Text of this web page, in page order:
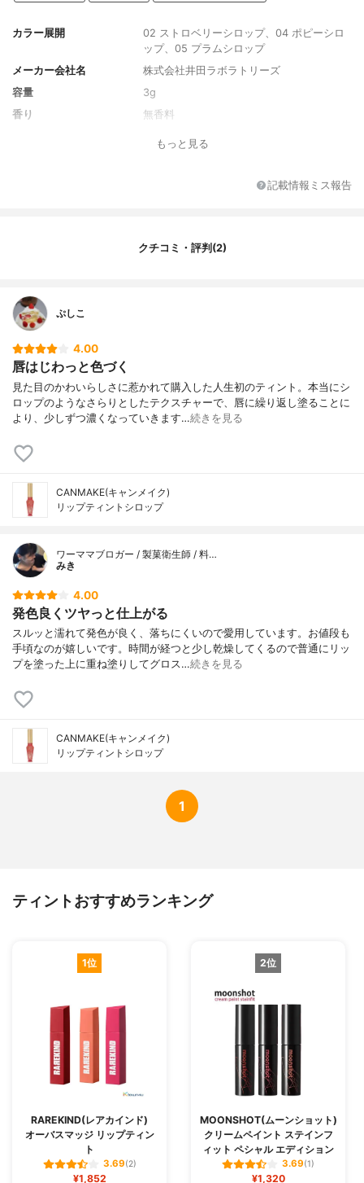
カラー展開
02 ストロベリーシロップ、04 ポピーシロ
ップ、05 プラムシロップ
メーカー会社名
株式会社井田ラボラトリーズ
容量
3g
香り
無香料
もっと見る
記載情報ミス報告
クチコミ・評判(2)
ぷしこ
4.00
唇はじわっと色づく
見た目のかわいらしさに惹かれて購入した人生初のティント。本当にシ
ロップのようなさらりとしたテクスチャーで、唇に繰り返し塗ることに
より、少しずつ濃くなっていきます…続きを見る
CANMAKE(キャンメイク)
リップティントシロップ
ワーママブロガー / 製菓衛生師 / 料…
みき
4.00
発色良くツヤっと仕上がる
スルッと濡れて発色が良く、落ちにくいので愛用しています。お値段も
手頃なのが嬉しいです。時間が経つと少し乾燥してくるので普通にリッ
プを塗った上に重ね塗りしてグロス…続きを見る
CANMAKE(キャンメイク)
リップティントシロップ
1
ティントおすすめランキング
1位
RAREKIND(レアカインド)
オーバスマッジ リップティン
ト
3.69(2)
¥1,852
2位
MOONSHOT(ムーンショット)
クリームペイント ステインフ
ィット ペシャル エディション
3.69(1)
¥1,320